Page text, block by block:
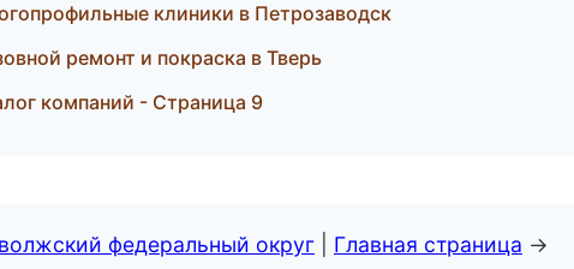
клиники в Петрозаводск
ремонт и покраска в Тверь
компаний - Страница 9
федеральный округ Главная страница →